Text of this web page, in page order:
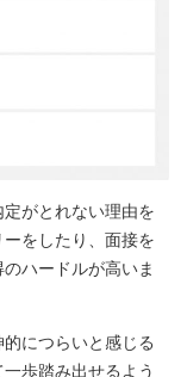
がとれない理由を
をしたり、面接を
ハードルが高いま
につらいと感じる
歩踏み出せるよう